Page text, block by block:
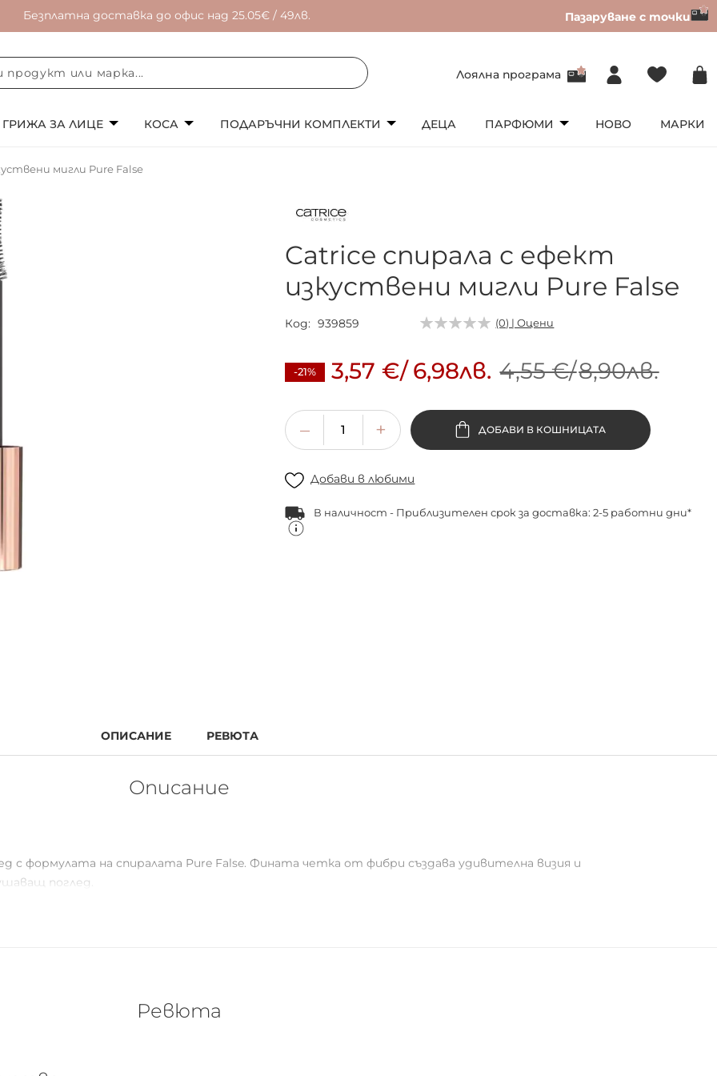
Безплатна доставка до офис над 25.05€ / 49лв. Пазаруване с точки
Лоялна програма
ГРИЖА ЗА ЛИЦЕ КОСА ПОДАРЪЧНИ КОМПЛЕКТИ ДЕЦА ПАРФЮМИ НОВО МАРКИ
мигли Pure False
Catrice спирала с ефект
изкуствени мигли Pure False
Код 939859 (0) | Оцени
-21% 3,57 €/6,98лв. 4,55 €/8,90лв.
ДОБАВИ В КОШНИЦАТА
Добави в любими
В наличност - Приблизителен срок за доставка: 2-5 работни дни*
ОПИСАНИЕ РЕВЮТА
Описание
с формулата на спиралата Pure False. Фината четка от фибри създава удивителна визия и
поглед.
Ревюта